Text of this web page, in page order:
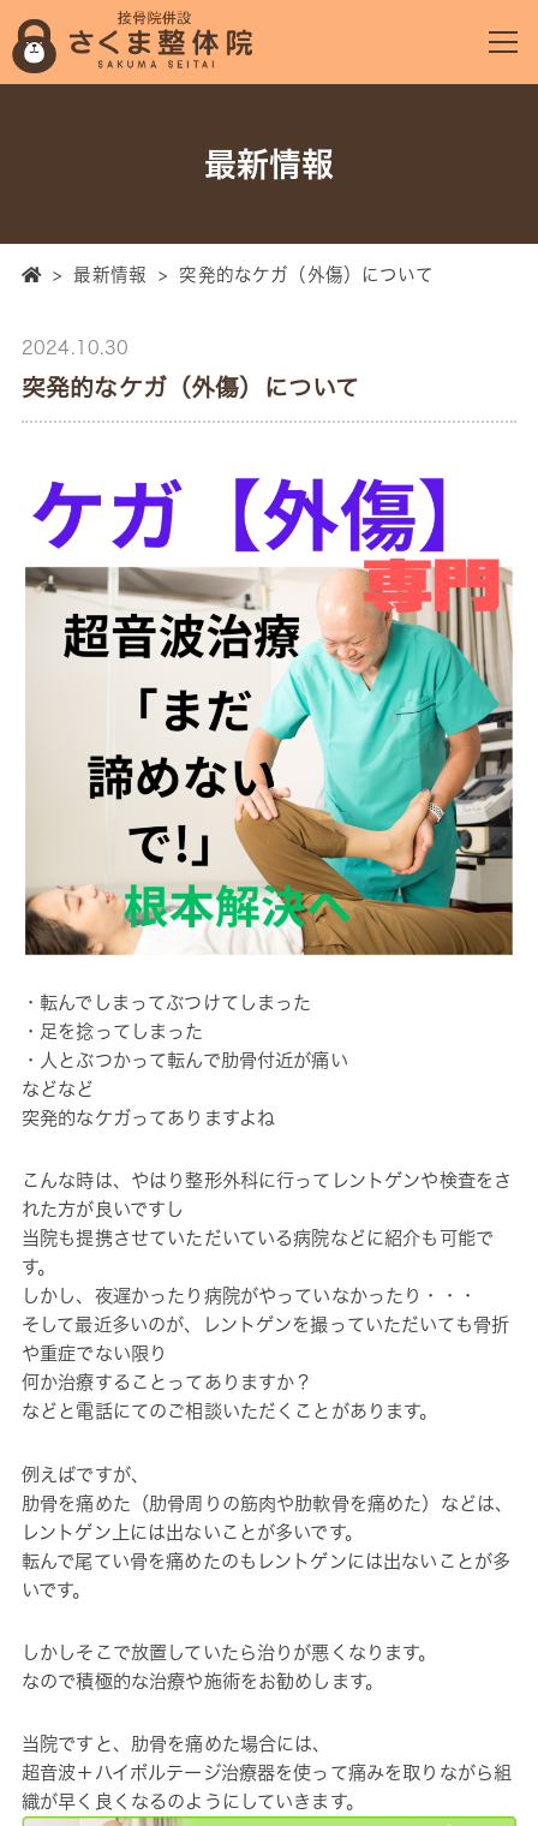
最新情報
> 最新情報 > 突発的なケガ（外傷）について
2024.10.30
突発的なケガ（外傷）について
・転んでしまってぶつけてしまった
・足を捻ってしまった
・人とぶつかって転んで肋骨付近が痛い
などなど
突発的なケガってありますよね
こんな時は、やはり整形外科に行ってレントゲンや検査をさ
れた方が良いですし
当院も提携させていただいている病院などに紹介も可能で
す。
しかし、夜遅かったり病院がやっていなかったり・・・
そして最近多いのが、レントゲンを撮っていただいても骨折
や重症でない限り
何か治療することってありますか？
などと電話にてのご相談いただくことがあります。
例えばですが、
肋骨を痛めた（肋骨周りの筋肉や肋軟骨を痛めた）などは、
レントゲン上には出ないことが多いです。
転んで尾てい骨を痛めたのもレントゲンには出ないことが多
いです。
しかしそこで放置していたら治りが悪くなります。
なので積極的な治療や施術をお勧めします。
当院ですと、肋骨を痛めた場合には、
超音波＋ハイボルテージ治療器を使って痛みを取りながら組
織が早く良くなるのようにしていきます。